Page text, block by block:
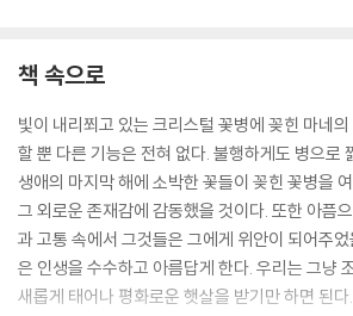
- 환상
- 황홀경
- 기쁨의 샘
- 승리의 기쁨
- 마음의 만족
- 기쁨 속의 자신감
- 빛나는 진리
- 경험을 넘어서서
책 속으로
빛이 내리쬐고 있는 크리스털 꽃병에 꽂힌 마네의
할 뿐 다른 기능은 전혀 없다. 불행하게도 병으로
생애의 마지막 해에 소박한 꽃들이 꽂힌 꽃병을
그 외로운 존재감에 감동했을 것이다. 또한 아픔
과 고통 속에서 그것들은 그에게 위안이 되어주
은 인생을 수수하고 아름답게 한다. 우리는 그냥
새롭게 태어나 평화로운 햇살을 받기만 하면 된다.